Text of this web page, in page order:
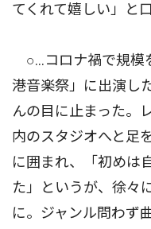
てくれて嬉しい」と
○…コロナ禍で規模
港音楽祭」に出演し
んの目に止まった。
内のスタジオへと足
に囲まれ、「初めは
た」というが、徐々
に。ジャンル問わず